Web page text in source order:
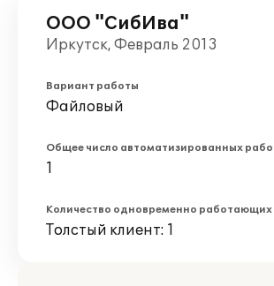
ООО "СибИва"
Иркутск, Февраль 2013
Вариант работы
Файловый
Общее число автоматизированных
1
Количество одновременно работающих
Толстый клиент: 1